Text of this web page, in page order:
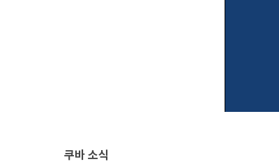
쿠바 소식